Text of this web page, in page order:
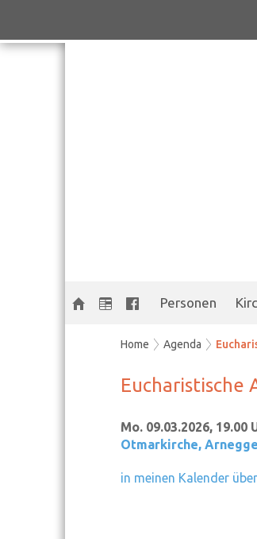
Personen
Home Agenda
Eucharistische
Mo. 09.03.2026, 19.00
Otmarkirche,
in meinen Kalender